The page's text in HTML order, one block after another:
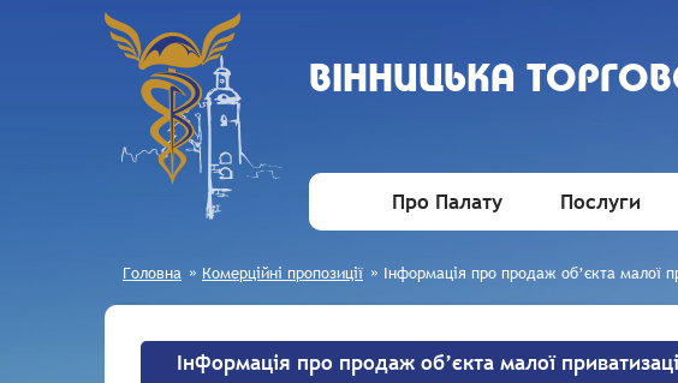
ВIННИЦЬКА
Про Палату Послуги
Головна » Комерційні пропозиції » Інформація про продаж об’єкта малої
Інформація про продаж об’єкта малої